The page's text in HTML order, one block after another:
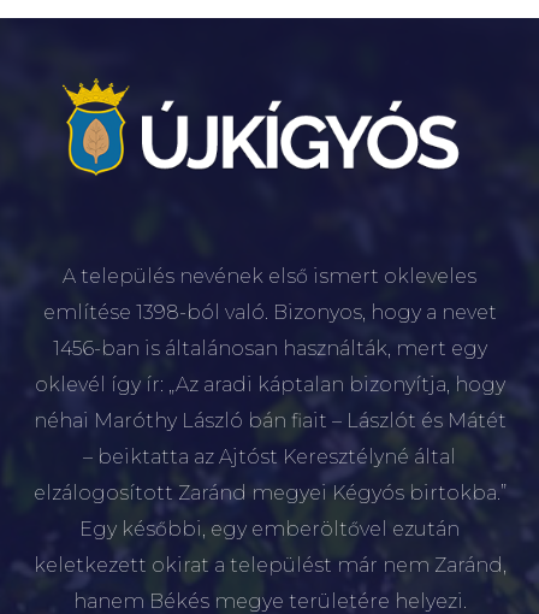
A település nevének első ismert okleveles
említése 1398-ból való. Bizonyos, hogy a nevet
1456-ban is általánosan használták, mert egy
oklevél így ír: „Az aradi káptalan bizonyítja, hogy
néhai Maróthy László bán fiait – Lászlót és Mátét
– beiktatta az Ajtóst Keresztélyné által
elzálogosított Zaránd megyei Kégyós birtokba.”
Egy későbbi, egy emberöltővel ezután
keletkezett okirat a települést már nem Zaránd,
hanem Békés megye területére helyezi.